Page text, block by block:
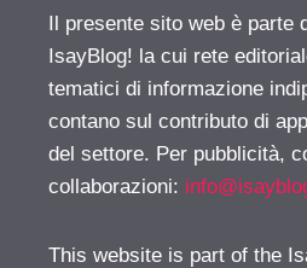
Il presente sito web è parte
IsayBlog! la cui rete
tematici di informazione
contano sul contributo di
del settore. Per pubblicità,
collaborazioni:
This website is part of the